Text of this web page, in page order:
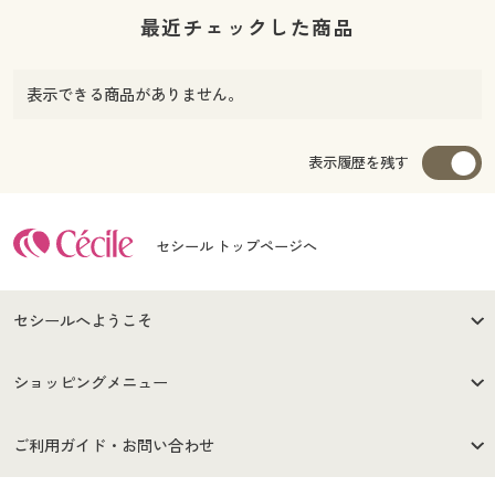
最近チェックした商品
表示できる商品がありません。
表示履歴を残す
セシール トップページへ
セシールへようこそ
はじめての方へ
セシールご利用規約
ショッピングメニュー
商品カテゴリ
ご利用ガイド・お問い合わせ